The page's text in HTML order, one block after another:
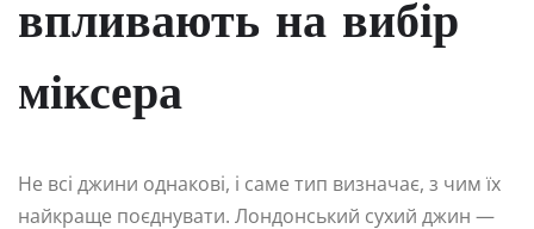
впливають на вибір
міксера
Не всі джини однакові, і саме тип визначає, з чим їх
найкраще поєднувати. Лондонський сухий джин —